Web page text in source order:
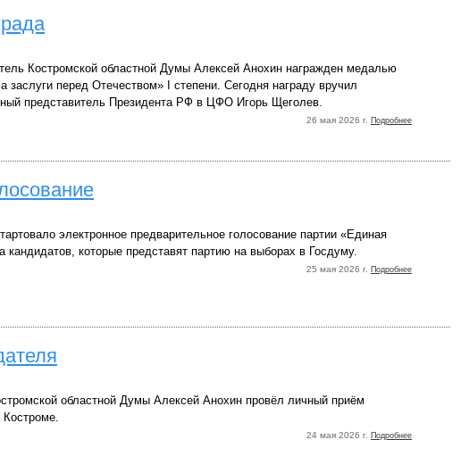
Костромской областной Думы Алексей Анохин награжден медалью
заслуги перед Отечеством» I степени. Сегодня награду вручил
представитель Президента РФ в ЦФО Игорь Щеголев.
26 мая 2026 г. Подробнее
электронное предварительное голосование партии «Единая
кандидатов, которые представят партию на выборах в Госдуму.
25 мая 2026 г. Подробнее
областной Думы Алексей Анохин провёл личный приём
Костроме.
24 мая 2026 г. Подробнее